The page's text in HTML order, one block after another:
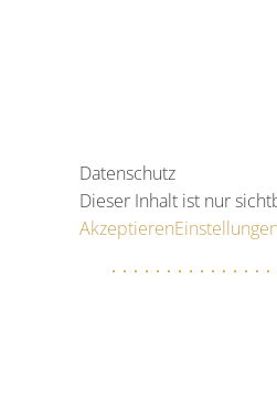
Datenschutz
Dieser Inhalt ist nur
AkzeptierenEinstellungen